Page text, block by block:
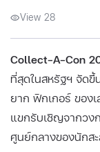
View 28
Collect-A-Con
ที่สุดในสหรัฐฯ จัดขึ้
ยาก ฟิกเกอร์ ของ
แขกรับเชิญจากวง
ศูนย์กลางของนักส